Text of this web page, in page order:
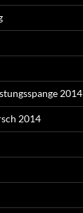
2014
2014